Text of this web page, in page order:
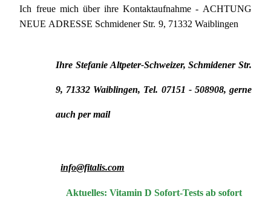
Ich freue mich über ihre Kontaktaufnahme - ACHTUNG
NEUE ADRESSE Schmidener Str. 9, 71332 Waiblingen
Ihre Stefanie Altpeter-Schweizer, Schmidener Str.
9, 71332 Waiblingen, Tel. 07151 - 508908, gerne
auch per mail
info@fitalis.com
Aktuelles: Vitamin D Sofort-Tests ab sofort